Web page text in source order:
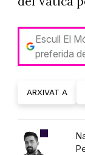
Escull El
preferida
ARXIVAT A